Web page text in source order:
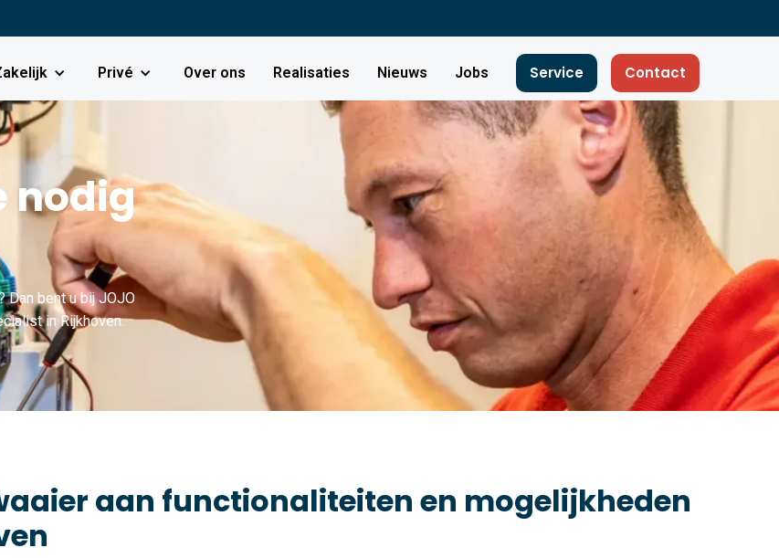
Privé Over ons Realisaties Nieuws Jobs Service Contact
nodig
Dan bent u bij JOJO
in Rijkhoven.
aan functionaliteiten en mogelijkheden